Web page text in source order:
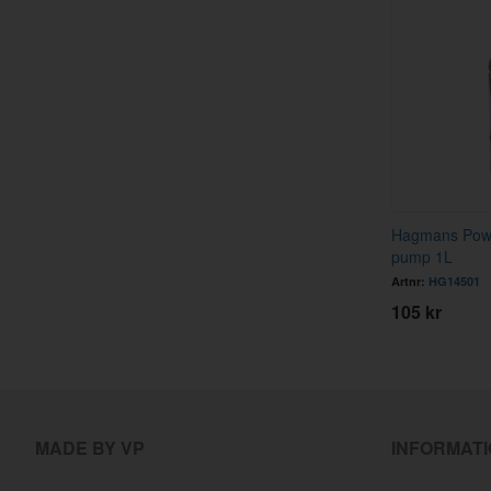
Hagmans
pump 1L
Artnr: HG14501
105 kr